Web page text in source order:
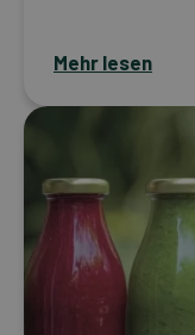
Mehr lesen